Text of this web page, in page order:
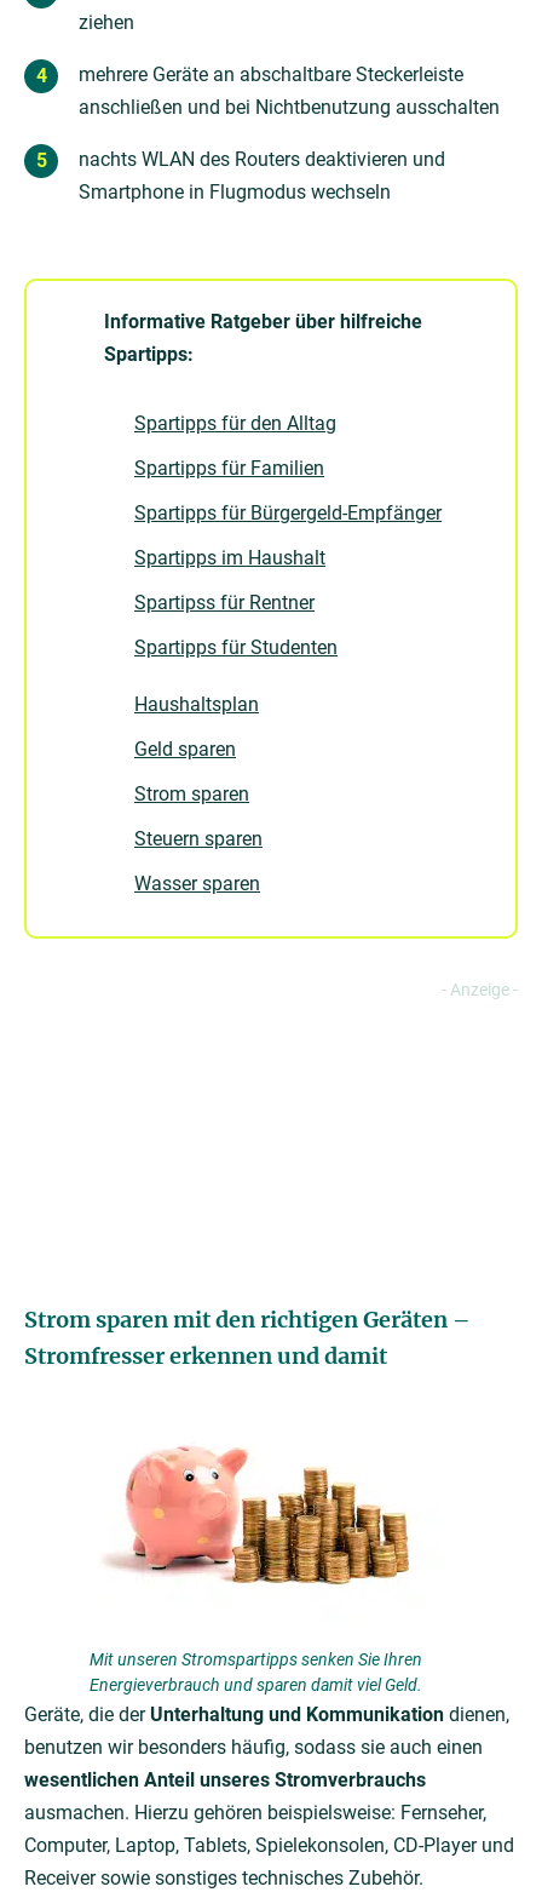
ziehen
mehrere Geräte an abschaltbare Steckerleiste
anschließen und bei Nichtbenutzung ausschalten
nachts WLAN des Routers deaktivieren und
Smartphone in Flugmodus wechseln
Informative Ratgeber über hilfreiche
Spartipps:
Spartipps für den Alltag
Spartipps für Familien
Spartipps für Bürgergeld-Empfänger
Spartipps im Haushalt
Spartipss für Rentner
Spartipps für Studenten
Haushaltsplan
Geld sparen
Strom sparen
Steuern sparen
Wasser sparen
Strom sparen mit den richtigen Geräten –
Stromfresser erkennen und damit
Mit unseren Stromspartipps senken Sie Ihren
Energieverbrauch und sparen damit viel Geld.
Geräte, die der Unterhaltung und Kommunikation dienen,
benutzen wir besonders häufig, sodass sie auch einen
wesentlichen Anteil unseres Stromverbrauchs
ausmachen. Hierzu gehören beispielsweise: Fernseher,
Computer, Laptop, Tablets, Spielekonsolen, CD-Player und
Receiver sowie sonstiges technisches Zubehör.